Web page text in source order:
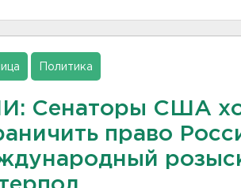
Политика
Сенаторы США
право